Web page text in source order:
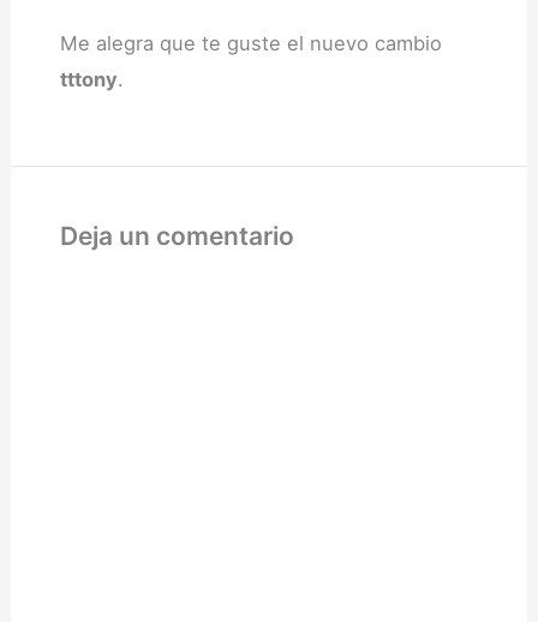
Me alegra que te guste el nuevo cambio
tttony.
Deja un comentario